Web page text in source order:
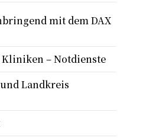
mit dem DAX
– Notdienste
Landkreis